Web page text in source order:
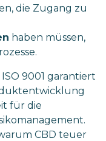
die Zugang zu
haben müssen,
9001 garantiert
für die
CBD teuer